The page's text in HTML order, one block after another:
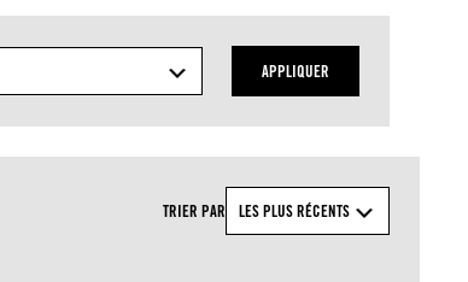
APPLIQUER
TRIER PAR LES PLUS RÉCENTS